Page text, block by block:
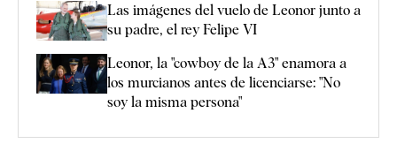
Las imágenes del vuelo de Leonor junto a
su padre, el rey Felipe VI
Leonor, la "cowboy de la A3" enamora a
los murcianos antes de licenciarse: "No
soy la misma persona"